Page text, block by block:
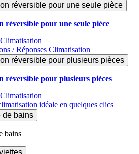
réversible pour une seule pièce
réversible pour une seule pièce
/ Réponses Climatisation
réversible pour plusieurs pièces
réversible pour plusieurs pièces
idéale en quelques clics
de bains
bains